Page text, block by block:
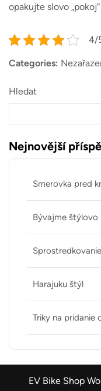
opakujte slovo
4/
Categories:
Hledat
Nejnovější
Smerovka pred
Bývajme štýlovo
Harajuku štýl
Triky na pridanie
EV Bike Shop